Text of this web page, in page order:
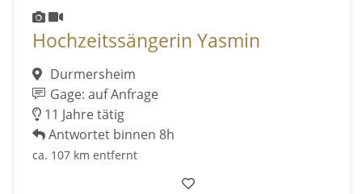
Hochzeitssängerin Yasmin
Durmersheim
Gage: auf Anfrage
11 Jahre tätig
Antwortet binnen 8h
ca. 107 km entfernt